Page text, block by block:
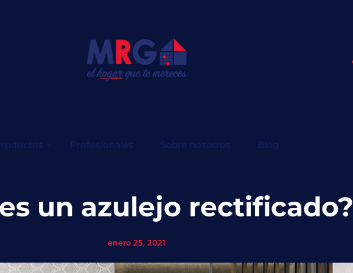
Profesionales Sobre nosotros Blog
un azulejo rectificado?
enero 25, 2021